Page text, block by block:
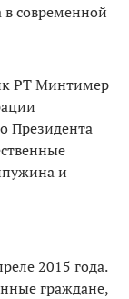
современной
РТ Минтимер
Президента
и
2015 года.
граждане,